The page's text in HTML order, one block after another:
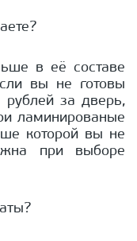
в её составе
вы не готовы
за дверь,
ламинированые
которой вы не
при выборе